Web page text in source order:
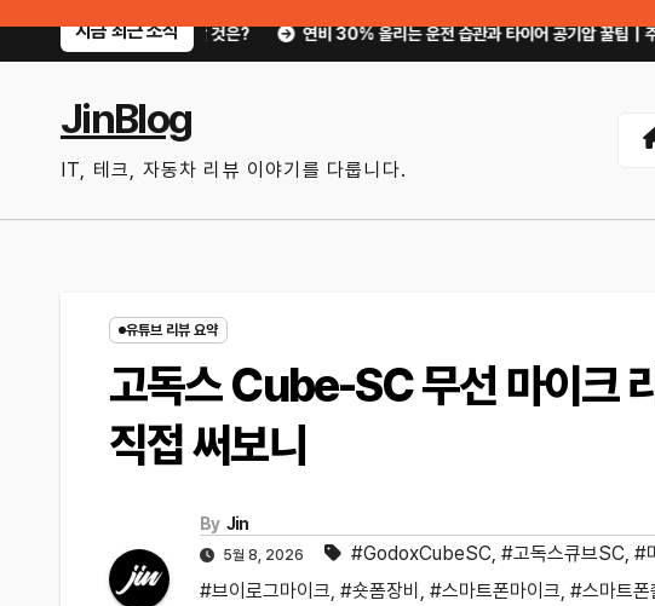
지금 최근 소식
확인할 것은? 연비 30% 올리는 운전 습관과 타이어 공기압 꿀팁｜주유비가 달라지는 핵
JinBlog
IT, 테크, 자동차 리뷰 이야기를 다룹니다.
유튜브 리뷰 요약
고독스 Cube-SC 무선 마이크
직접 써보니
By Jin
5월 8, 2026 #GodoxCubeSC, #고독스큐브SC, #
#브이로그마이크, #숏폼장비 , #스마트폰마이크, #스마트폰